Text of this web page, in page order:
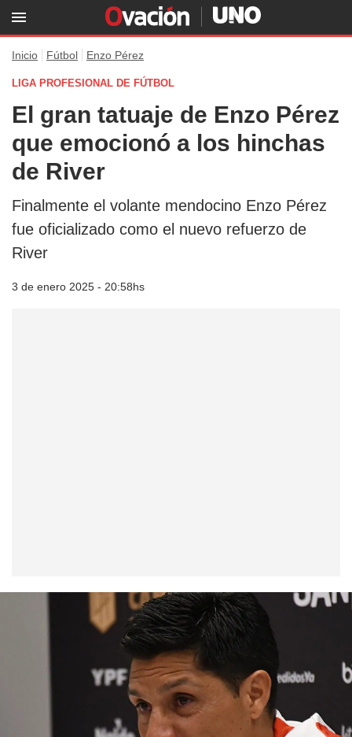
Inicio Fútbol Enzo Pérez
LIGA PROFESIONAL DE FÚTBOL
El gran tatuaje de Enzo Pérez
que emocionó a los hinchas
de River
Finalmente el volante mendocino Enzo Pérez
fue oficializado como el nuevo refuerzo de
River
3 de enero 2025 - 20:58hs